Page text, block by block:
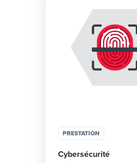
PRESTATION
Cybersécurité